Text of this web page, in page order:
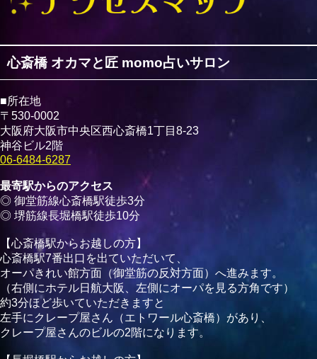
心斎橋 オカマと匠 momo占いサロン
■所在地
〒530-0002
大阪府大阪市中央区西心斎橋1丁目8-23
神谷ビル2階
06-6484-6287
最寄駅からのアクセス
◎ 御堂筋線心斎橋駅徒歩3分
◎ 堺筋線長堀橋駅徒歩10分
【心斎橋駅からお越しの方】
心斎橋駅7番出口を出ていただいて、
オーパきれい館方面（御堂筋の反対方面）へ進みます。
（右側にホテル日航大阪、左側にオーパを見る方角です）
約3分ほど歩いていただきますと
左手にクレープ屋さん（エトワール心斎橋）があり、
クレープ屋さんのビルの2階になります。